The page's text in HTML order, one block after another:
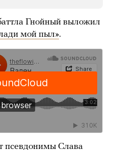
Гнойный выложил
мой пыл».
псевдонимы Слава